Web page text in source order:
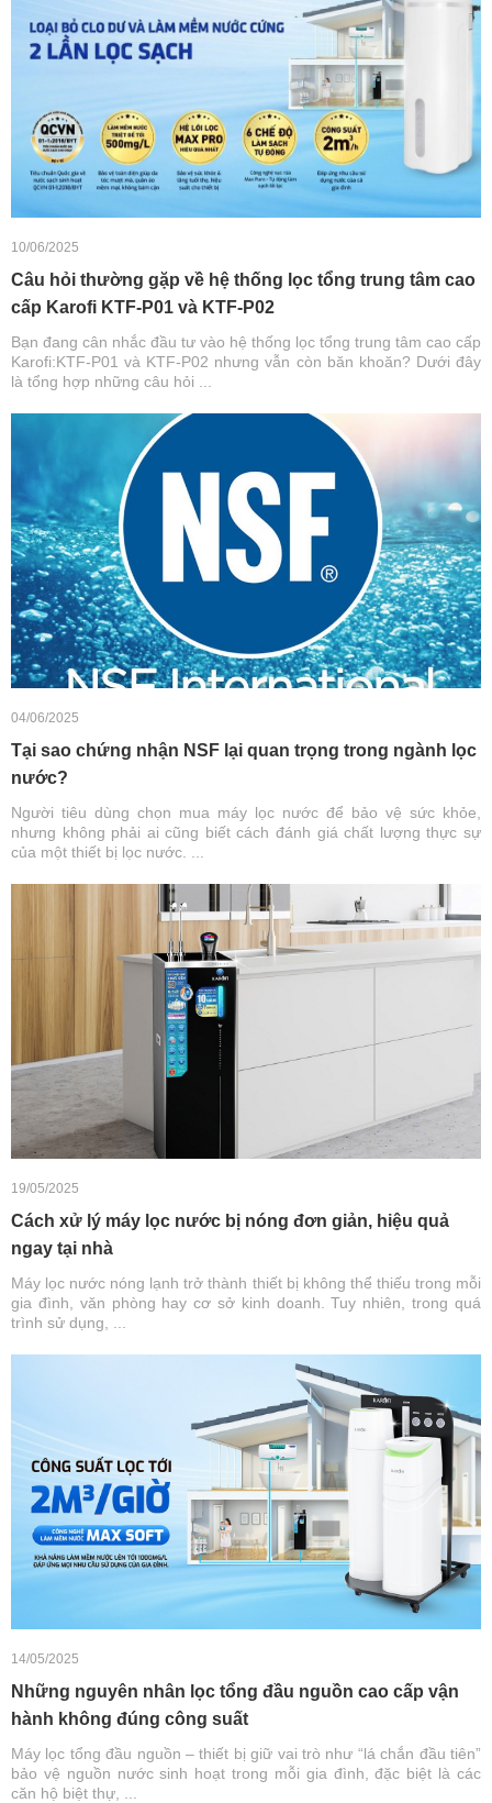
10/06/2025
Câu hỏi thường gặp về hệ thống lọc tổng trung tâm cao
cấp Karofi KTF-P01 và KTF-P02
Bạn đang cân nhắc đầu tư vào hệ thống lọc tổng trung tâm cao cấp
Karofi:KTF-P01 và KTF-P02 nhưng vẫn còn băn khoăn? Dưới đây
là tổng hợp những câu hỏi ...
04/06/2025
Tại sao chứng nhận NSF lại quan trọng trong ngành lọc
nước?
Người tiêu dùng chọn mua máy lọc nước để bảo vệ sức khỏe,
nhưng không phải ai cũng biết cách đánh giá chất lượng thực sự
của một thiết bị lọc nước. ...
19/05/2025
Cách xử lý máy lọc nước bị nóng đơn giản, hiệu quả
ngay tại nhà
Máy lọc nước nóng lạnh trở thành thiết bị không thể thiếu trong mỗi
gia đình, văn phòng hay cơ sở kinh doanh. Tuy nhiên, trong quá
trình sử dụng, ...
14/05/2025
Những nguyên nhân lọc tổng đầu nguồn cao cấp vận
hành không đúng công suất
Máy lọc tổng đầu nguồn – thiết bị giữ vai trò như “lá chắn đầu tiên”
bảo vệ nguồn nước sinh hoạt trong mỗi gia đình, đặc biệt là các
căn hộ biệt thự, ...